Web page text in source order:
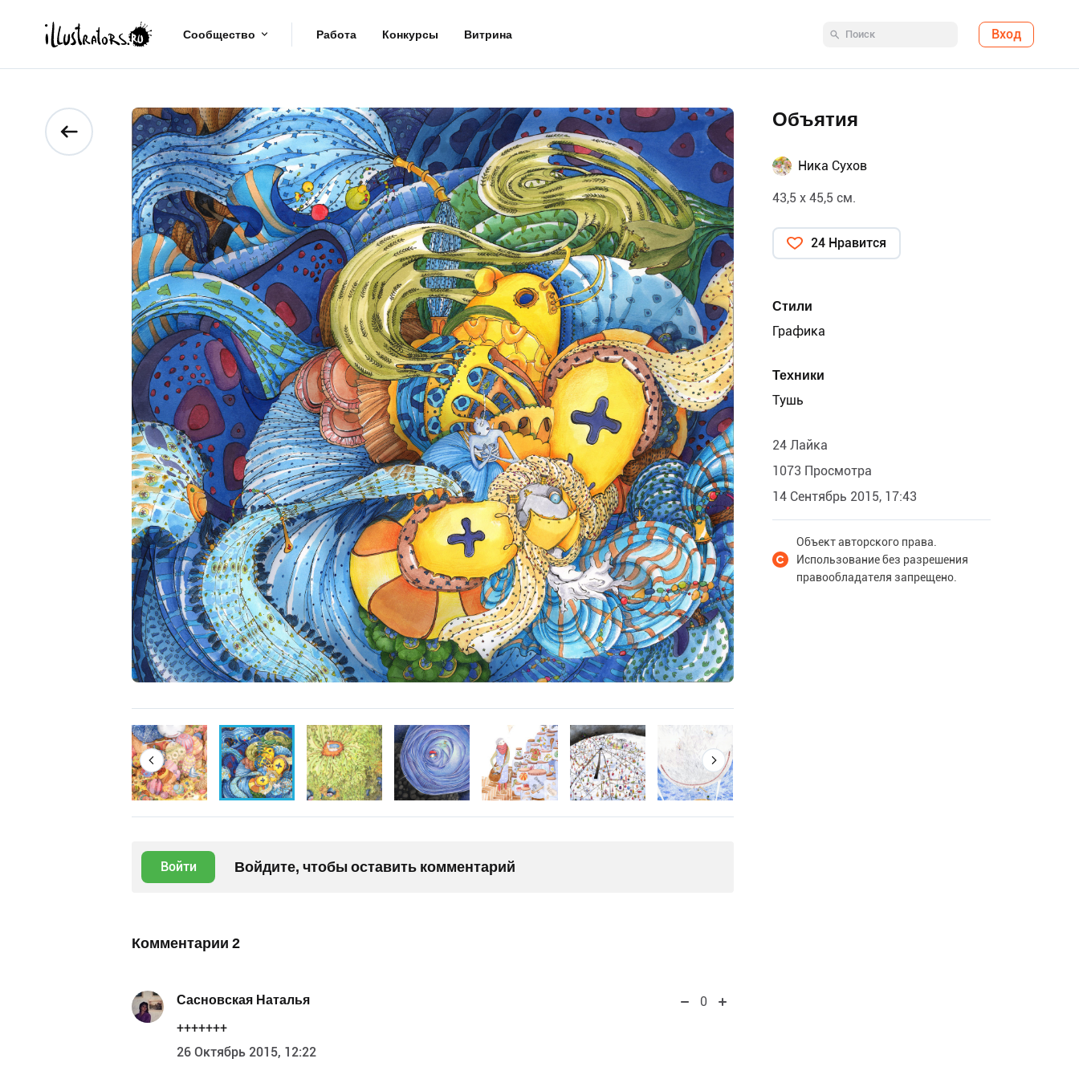
Сообщество Работа Конкурсы Витрина Вход
Войти Войдите, чтобы оставить комментарий
Комментарии 2
Сасновская Наталья
0
+++++++
26 Октябрь 2015, 12:22
Объятия
Ника Сухов
43,5 х 45,5 см.
24 Нравится
Стили
Графика
Техники
Тушь
24 Лайка
1073 Просмотра
14 Сентябрь 2015, 17:43
Объект авторского права.
Использование без разрешения
правообладателя запрещено.